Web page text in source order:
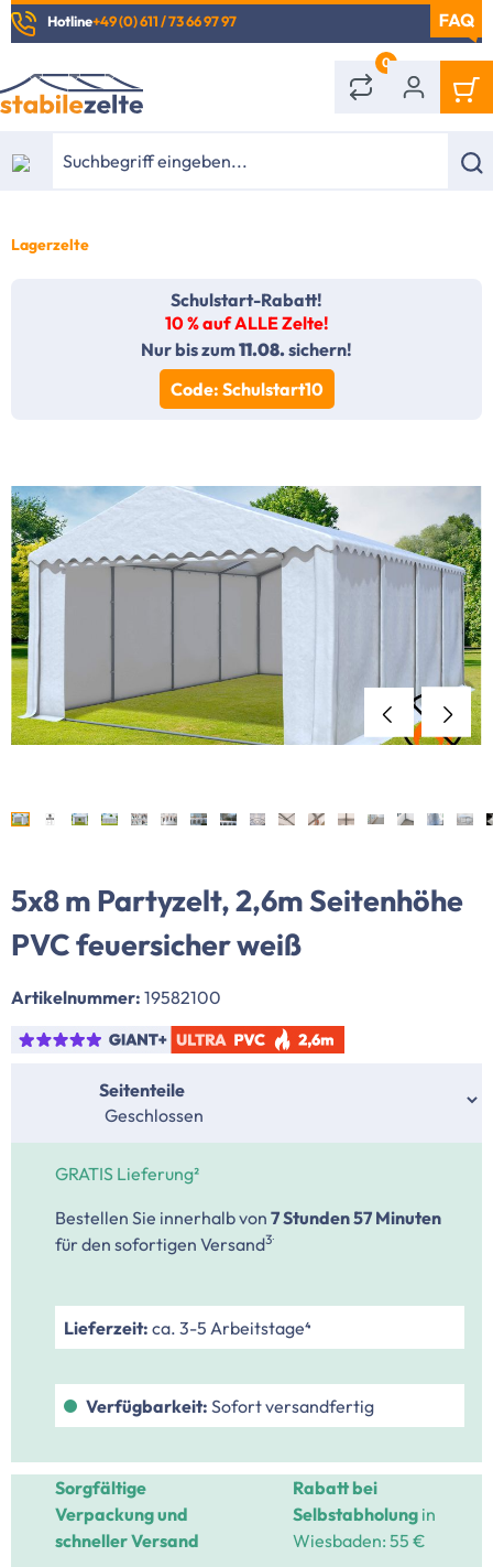
springen
Hotline+49 (0) 611 / 73 66 97 97
0
Lagerzelte
Schulstart-Rabatt!
10 % auf ALLE Zelte!
Nur bis zum11.08.sichern!
Code: Schulstart10
5x8 m Partyzelt, 2,6m Seitenhöhe
PVC feuersicher weiß
Artikelnummer: 19582100
Seitenteileauswählen
GRATIS Lieferung²
Bestellen Sie innerhalb von 7 Stunden57 Minuten
für den sofortigen Versand3
Lieferzeit: ca. 3-5 Arbeitstage⁴
Verfügbarkeit: Sofort versandfertig
Sorgfältige
Verpackung und
schneller Versand
Rabatt bei
Selbstabholungin
Wiesbaden: 55 €